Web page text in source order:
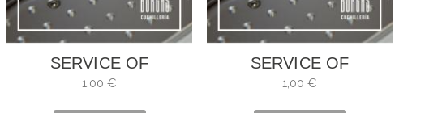
SERVICE OF
ENGRAVING
1,00 €
SERVICE OF
ENGRAVING
1,00 €